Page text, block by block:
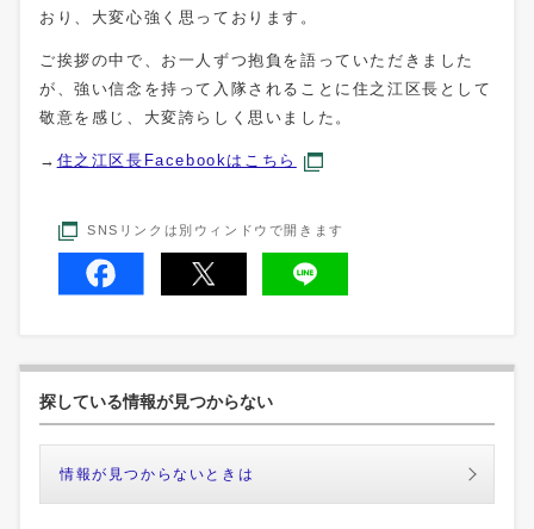
おり、大変心強く思っております。
ご挨拶の中で、お一人ずつ抱負を語っていただきました
が、強い信念を持って入隊されることに住之江区長として
敬意を感じ、大変誇らしく思いました。
→ 住之江区長Facebookはこちら
SNSリンクは別ウィンドウで開きます
探している情報が見つからない
情報が見つからないときは